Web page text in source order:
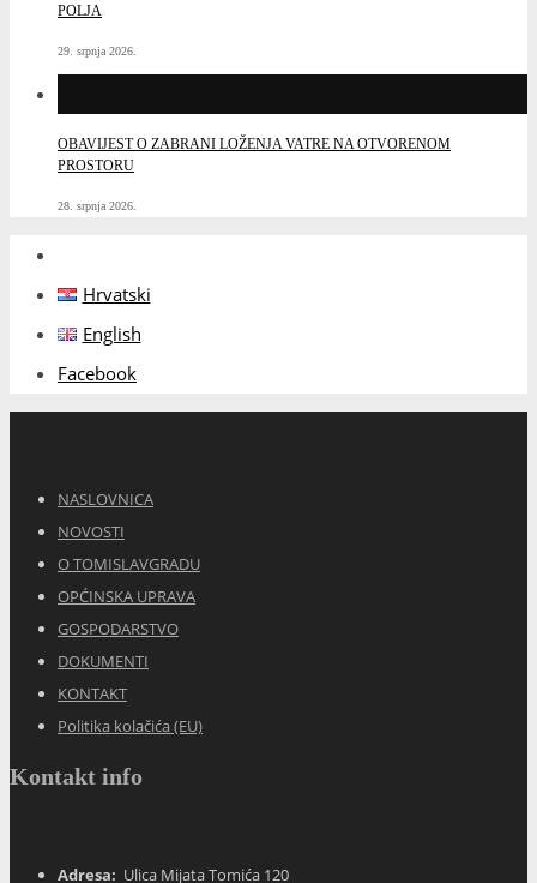
POLJA
29. srpnja 2026.
OBAVIJEST O ZABRANI LOŽENJA VATRE NA OTVORENOM
PROSTORU
28. srpnja 2026.
Hrvatski
English
Facebook
NASLOVNICA
NOVOSTI
O TOMISLAVGRADU
OPĆINSKA UPRAVA
GOSPODARSTVO
DOKUMENTI
KONTAKT
Politika kolačića (EU)
Kontakt info
Adresa: Ulica Mijata Tomića 120